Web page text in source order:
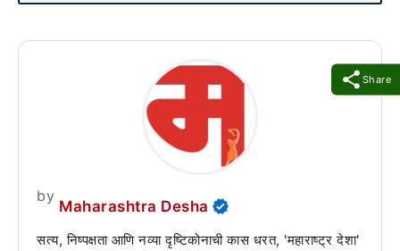
Share
by
Maharashtra Desha
सत्य, निष्पक्षता आणि नव्या दृष्टिकोनाची कास धरत, 'महाराष्ट्र देशा'